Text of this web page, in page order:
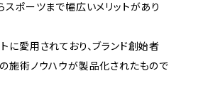
スポーツまで幅広いメリットがあり
に愛用されており、ブランド創始者
施術ノウハウが製品化されたもので